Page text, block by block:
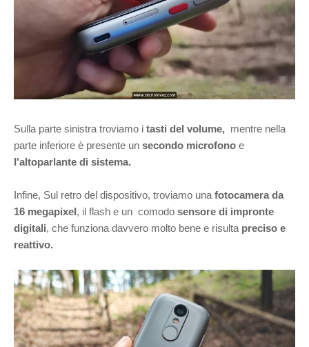
Sulla parte sinistra troviamo i tasti del volume, mentre nella
parte inferiore è presente un secondo microfono e
l'altoparlante di sistema.
Infine, Sul retro del dispositivo, troviamo una fotocamera da
16 megapixel, il flash e un comodo sensore di impronte
digitali, che funziona davvero molto bene e risulta preciso e
reattivo.